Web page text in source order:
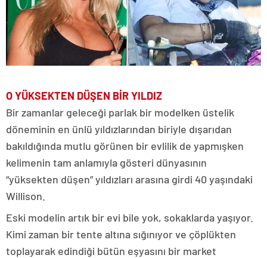
O YÜKSEKTEN DÜŞEN BİR YILDIZ
Bir zamanlar geleceği parlak bir modelken üstelik
döneminin en ünlü yıldızlarından biriyle dışarıdan
bakıldığında mutlu görünen bir evlilik de yapmışken
kelimenin tam anlamıyla gösteri dünyasının
“yüksekten düşen” yıldızları arasına girdi 40 yaşındaki
Willison.
Eski modelin artık bir evi bile yok, sokaklarda yaşıyor.
Kimi zaman bir tente altına sığınıyor ve çöplükten
toplayarak edindiği bütün eşyasını bir market